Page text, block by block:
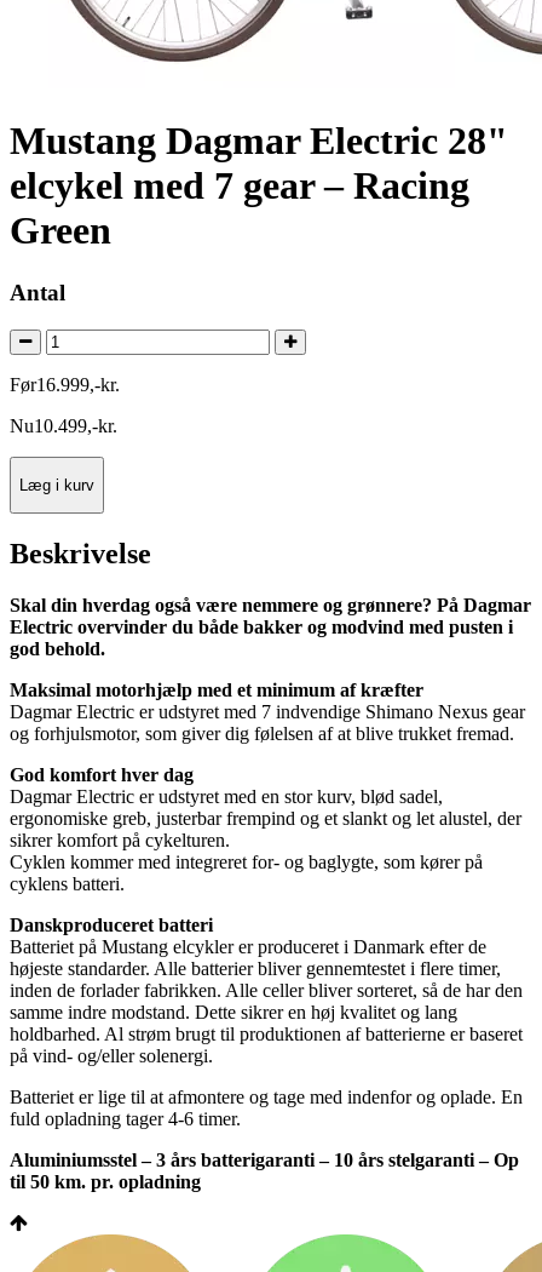
Mustang Dagmar Electric 28"
elcykel med 7 gear – Racing
Green
Antal
Før16.999,-kr.
Nu10.499,-kr.
Læg i kurv
Beskrivelse
Skal din hverdag også være nemmere og grønnere? På Dagmar
Electric overvinder du både bakker og modvind med pusten i
god behold.
Maksimal motorhjælp med et minimum af kræfter
Dagmar Electric er udstyret med 7 indvendige Shimano Nexus gear
og forhjulsmotor, som giver dig følelsen af at blive trukket fremad.
God komfort hver dag
Dagmar Electric er udstyret med en stor kurv, blød sadel,
ergonomiske greb, justerbar frempind og et slankt og let alustel, der
sikrer komfort på cykelturen.
Cyklen kommer med integreret for- og baglygte, som kører på
cyklens batteri.
Danskproduceret batteri
Batteriet på Mustang elcykler er produceret i Danmark efter de
højeste standarder. Alle batterier bliver gennemtestet i flere timer,
inden de forlader fabrikken. Alle celler bliver sorteret, så de har den
samme indre modstand. Dette sikrer en høj kvalitet og lang
holdbarhed. Al strøm brugt til produktionen af batterierne er baseret
på vind- og/eller solenergi.
Batteriet er lige til at afmontere og tage med indenfor og oplade. En
fuld opladning tager 4-6 timer.
Aluminiumsstel – 3 års batterigaranti – 10 års stelgaranti – Op
til 50 km. pr. opladning